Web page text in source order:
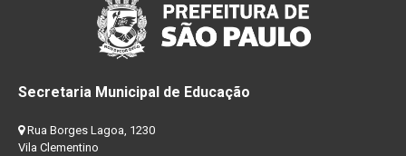
Secretaria Municipal de Educação
Rua Borges Lagoa, 1230
Vila Clementino